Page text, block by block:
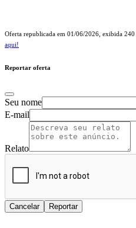
Oferta republicada em 01/06/2026 , exibida 240
aqui!
Reportar oferta
Seu nome
E-mail
Relato
Cancelar Reportar